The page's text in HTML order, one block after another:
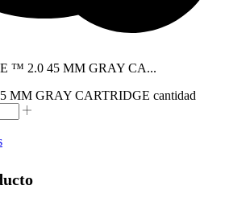
™ 2.0 45 MM GRAY CA...
MM GRAY CARTRIDGE cantidad